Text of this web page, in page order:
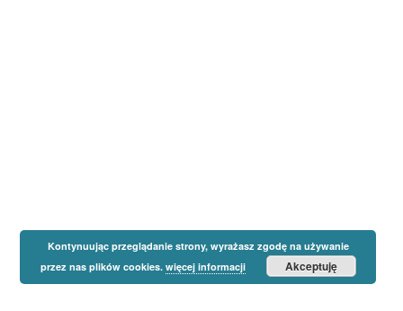
Kontynuując przeglądanie strony, wyrażasz zgodę na używanie
przez nas plików cookies. więcej informacji Akceptuję